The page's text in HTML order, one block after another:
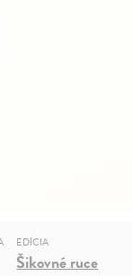
EDÍCIA
Šikovné ruce